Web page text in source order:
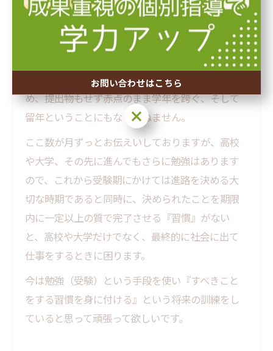
しても、例えば中学生ならこの時期に得た知識は
高校に入ってから必ず役に立ちます。この時期に必
要なことをやらずに高校に行くと、中学までの知
識が抜けているため高校でもすぐに赤点のピンチ
に陥ります。また、必要な時にやる習慣がないた
め、提出物もせず赤点のまま学年を跨ぐ、そして
留年ということにもなりかねません。
ここ数が月ずっとお伝えいしておりますが、高校
や大学、その先に進んでもさらに勉強はあります
ので、これから受験期にかけては進路を決める大
切な時期であると同時に、決められたことを期限
内に一定以上の質で完了させる『習慣』がない
と、高校や大学だけでなく、最終的に社会に出て
仕事をするときに困ります。
今は勉強（受験）という手段を使い『すべきこと
をする習慣を身に付ける』という将来の訓練をし
ていると思って頑張って欲しいです。
お問い合わせはこちら
お問い合わせはこちら